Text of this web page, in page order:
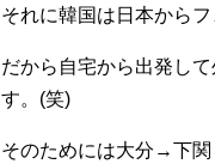
それに韓国は日本から
だから自宅から出発し
す。(笑)
そのためには大分→下